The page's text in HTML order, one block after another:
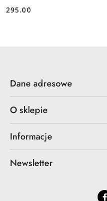
Cena:
295.00
Dane adresowe
O sklepie
Informacje
Newsletter